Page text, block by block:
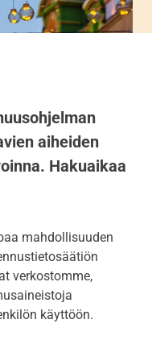
aiheiden
Hakuaikaa
mahdollisuuden
verkostomme,
käyttöön.